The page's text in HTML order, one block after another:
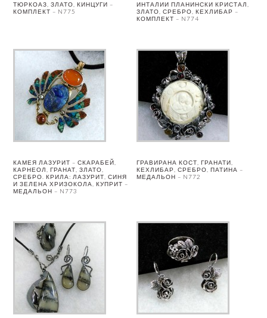
ТЮРКОАЗ, ЗЛАТО, КИНЦУГИ –
КОМПЛЕКТ – N775
ИНТАЛИИ ПЛАНИНСКИ КРИСТАЛ,
ЗЛАТО, СРЕБРО, КЕХЛИБАР –
КОМПЛЕКТ – N774
КАМЕЯ ЛАЗУРИТ – СКАРАБЕЙ,
КАРНЕОЛ, ГРАНАТ, ЗЛАТО,
СРЕБРО. КРИЛА: ЛАЗУРИТ, СИНЯ
И ЗЕЛЕНА ХРИЗОКОЛА, КУПРИТ –
МЕДАЛЬОН – N773
ГРАВИРАНА КОСТ, ГРАНАТИ,
КЕХЛИБАР, СРЕБРО, ПАТИНА –
МЕДАЛЬОН – N772